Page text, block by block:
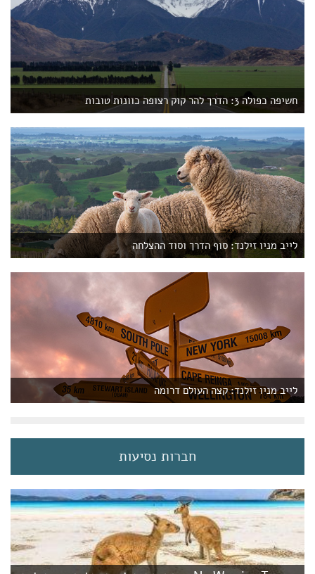
חשיפה כפולה 3: הדרך להר קוק רצופה כוונות טובות
לייב מניו זילנד: סוף הדרך וסוד ההצלחה
לייב מניו זילנד: קצה העולם דרומה
חברות נסיעות